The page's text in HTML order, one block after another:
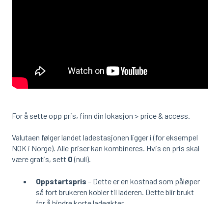
For å sette opp pris, finn din lokasjon > price & access.
Valutaen følger landet ladestasjonen ligger i (for eksempel
NOK i Norge). Alle priser kan kombineres. Hvis en pris skal
være gratis, sett 0(null).
Oppstartspris – Dette er en kostnad som påløper
så fort brukeren kobler til laderen. Dette blir brukt